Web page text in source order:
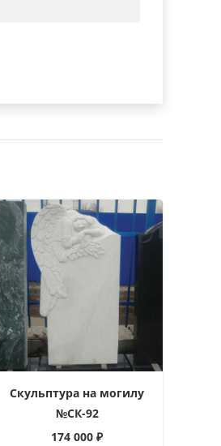
Скульптура на могилу
№СК-92
174 000₽